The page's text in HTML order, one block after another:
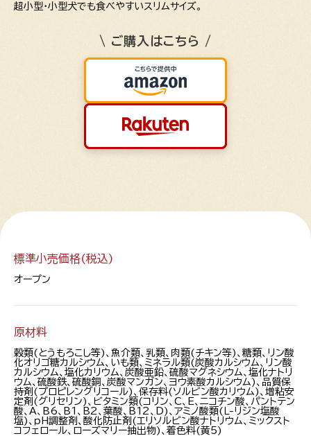
超小型・小型犬でも食べやすいスリムサイズ。
\ ご購入はこちら /
標準小売価格(税込)
オープン
原材料
穀類(とうもろこし等)、魚介類、乳類、肉類(チキン等)、糖類、リン酸
化オリゴ糖カルシウム、いも類、ミネラル類(炭酸カルシウム、リン酸
カルシウム、塩化カリウム、炭酸亜鉛、硫酸マグネシウム、塩化ナトリ
ウム、硫酸鉄、硫酸銅、炭酸マンガン、ヨウ素酸カルシウム)、品質保
持剤(プロピレングリコール)、保存料(ソルビン酸カリウム)、増粘安
定剤(グリセリン)、ビタミン類(コリン、C、E、ニコチン酸、パントテン
酸、A、B6、B1、B2、葉酸、B12、D)、アミノ酸類(Ｌ-リジン塩酸
塩)、ｐH調整剤、酸化防止剤(エリソルビン酸ナトリウム、ミックスト
コフェロール、ローズマリー抽出物)、着色料(黄5)